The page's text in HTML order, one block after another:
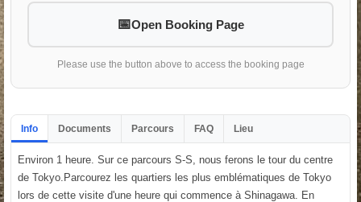
Open Booking Page
Please use the button above to access the booking page
Info Documents Parcours FAQ Lieu
Environ 1 heure. Sur ce parcours S-S, nous ferons le tour du centre
de Tokyo.Parcourez les quartiers les plus emblématiques de Tokyo
lors de cette visite d'une heure qui commence à Shinagawa. En